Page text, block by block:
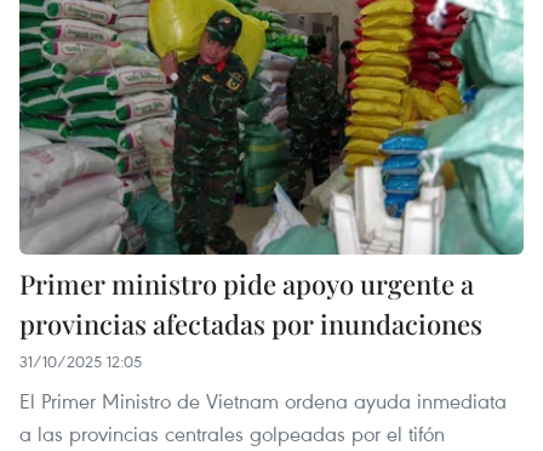
Primer ministro pide apoyo urgente a
provincias afectadas por inundaciones
31/10/2025 12:05
El Primer Ministro de Vietnam ordena ayuda inmediata
a las provincias centrales golpeadas por el tifón